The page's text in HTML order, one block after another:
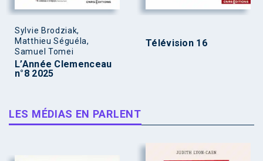
Sylvie Brodziak,
Matthieu Séguéla,
Samuel Tomei
L’Année Clemenceau
n°8 2025
Télévision 16
LES MÉDIAS EN PARLENT